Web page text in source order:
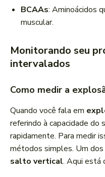
BCAAs: Aminoácidos
muscular.
Monitorando seu
intervalados
Como medir a
Quando você fala em
referindo à capacidade do
rapidamente. Para medir
métodos simples. Um dos
salto vertical. Aqui está